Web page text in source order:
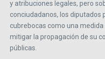
y atribuciones legales, pero
conciudadanos, los diputados
cubrebocas como una
mitigar la propagación de su
públicas.